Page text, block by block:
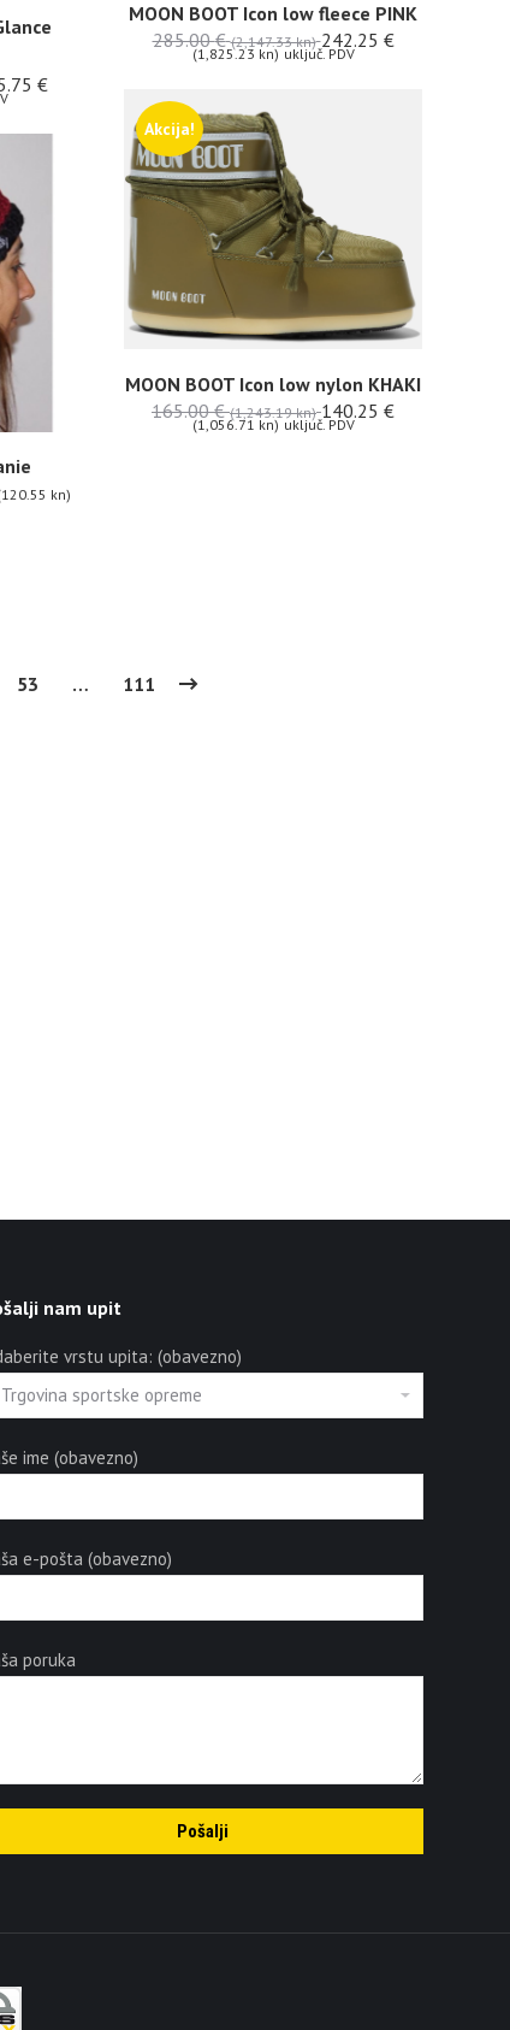
MOON BOOT Icon low fleece PINK
285.00€ (2,147.33 kn) 242.25 €
(1,825.23 kn) uključ. PDV
€
Akcija!
MOON BOOT Icon low nylon KHAKI
165.00€ (1,243.19 kn) 140.25 €
(1,056.71 kn) uključ. PDV
kn)
53 … 111
nam upit
vrstu upita: (obavezno)
ime (obavezno)
e-pošta (obavezno)
poruka